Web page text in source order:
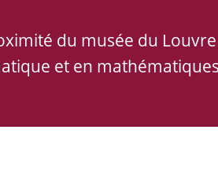
du musée du
et en